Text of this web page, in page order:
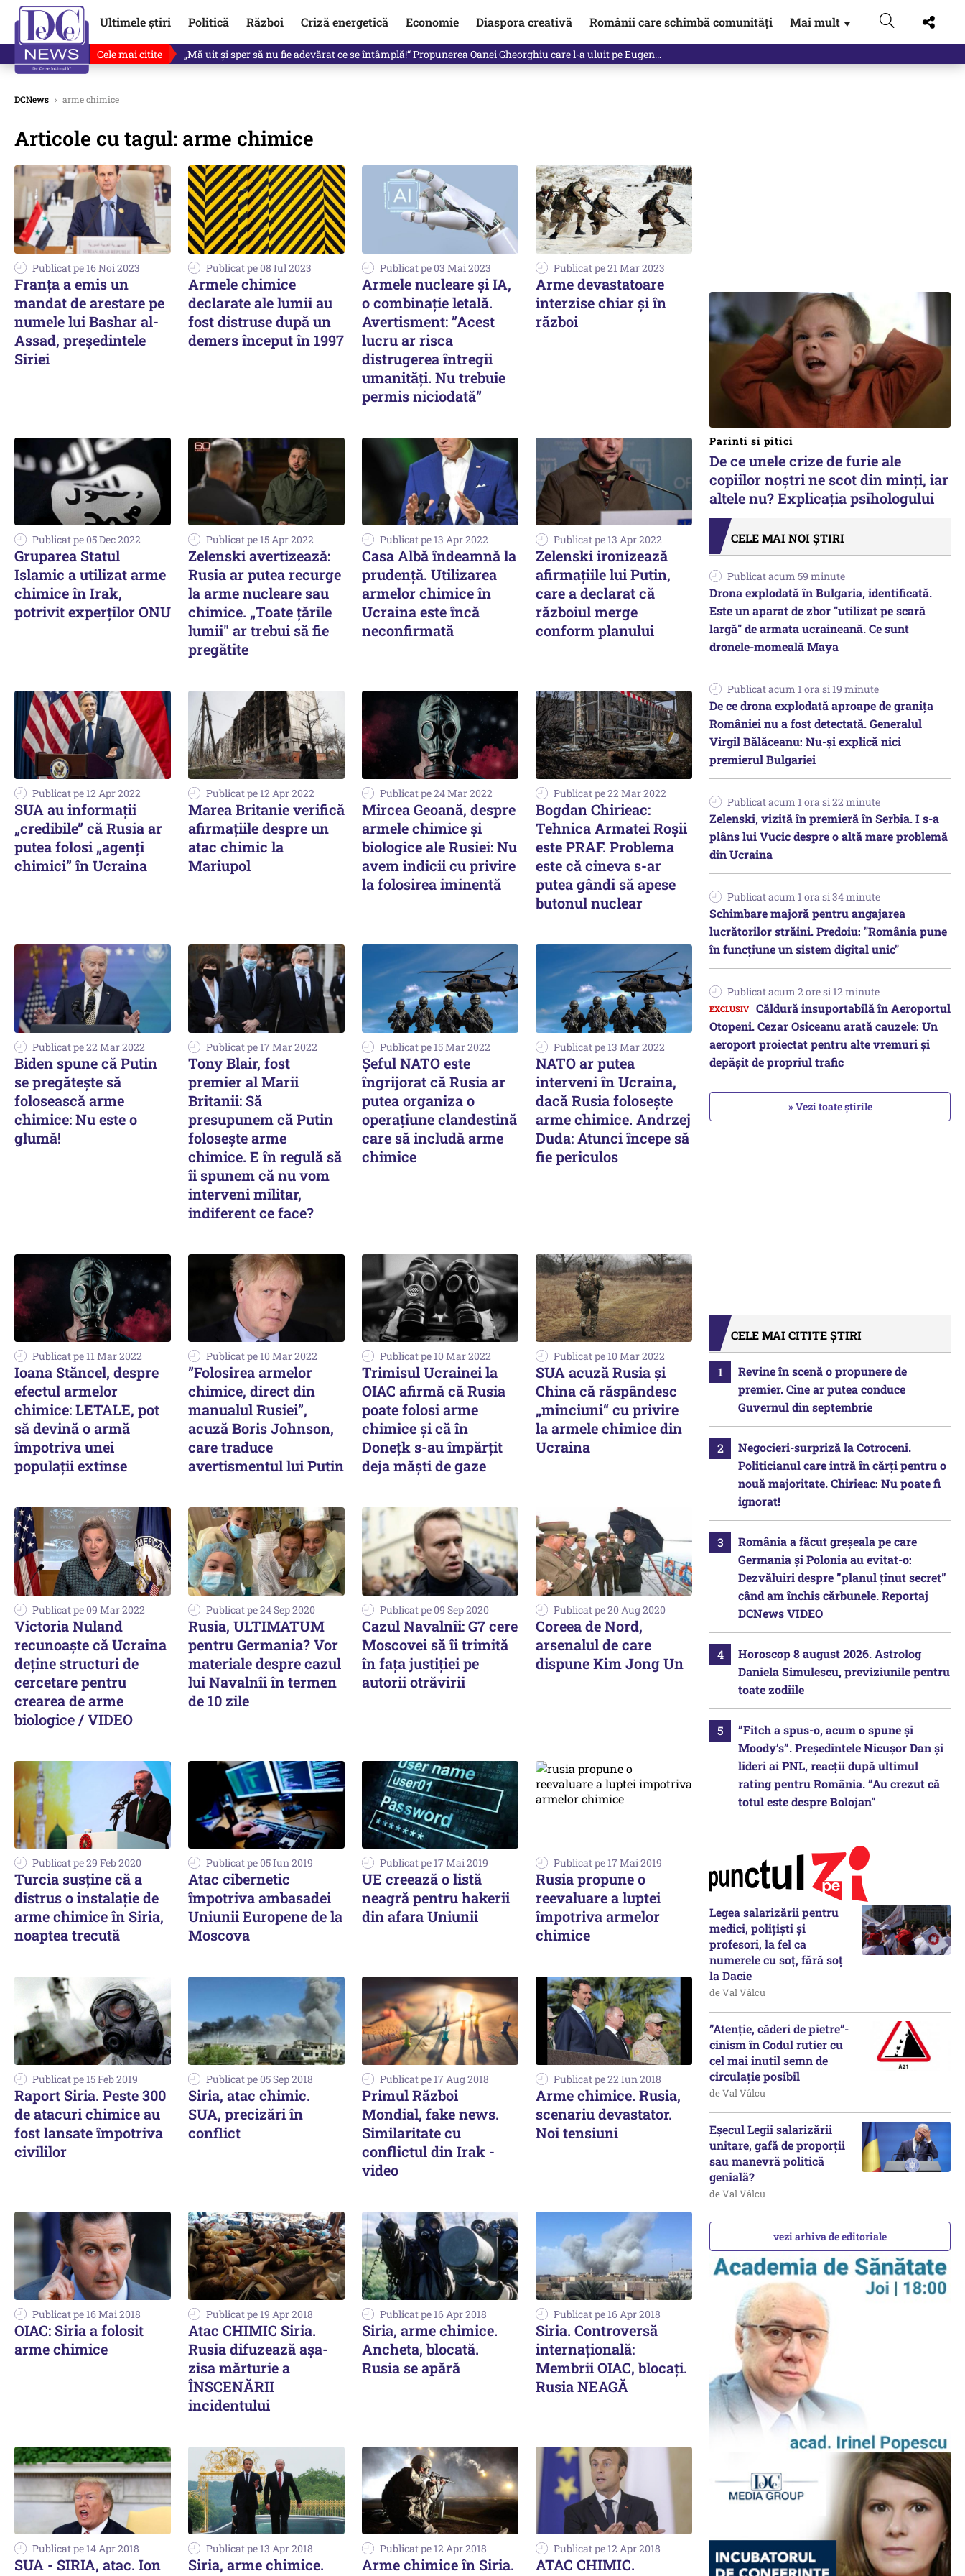
Ultimele știri Politică Război Criză energetică Economie Diaspora creativă Românii care schimbă comunități Mai mult ▼
Cele mai citite Revine în scenă o propunere de premier. Cine ar putea conduce Guvernul din septembrie
DCNews › arme chimice
Articole cu tagul: arme chimice
Publicat pe 16 Noi 2023
Franța a emis un
mandat de arestare pe
numele lui Bashar al-
Assad, președintele
Siriei
Publicat pe 08 Iul 2023
Armele chimice
declarate ale lumii au
fost distruse după un
demers început în 1997
Publicat pe 03 Mai 2023
Armele nucleare și IA,
o combinație letală.
Avertisment: ”Acest
lucru ar risca
distrugerea întregii
umanități. Nu trebuie
permis niciodată”
Publicat pe 21 Mar 2023
Arme devastatoare
interzise chiar și în
război
Publicat pe 05 Dec 2022
Gruparea Statul
Islamic a utilizat arme
chimice în Irak,
potrivit experţilor ONU
Publicat pe 15 Apr 2022
Zelenski avertizează:
Rusia ar putea recurge
la arme nucleare sau
chimice. „Toate țările
lumii" ar trebui să fie
pregătite
Publicat pe 13 Apr 2022
Casa Albă îndeamnă la
prudență. Utilizarea
armelor chimice în
Ucraina este încă
neconfirmată
Publicat pe 13 Apr 2022
Zelenski ironizează
afirmaţiile lui Putin,
care a declarat că
războiul merge
conform planului
Publicat pe 12 Apr 2022
SUA au informații
„credibile” că Rusia ar
putea folosi „agenți
chimici” în Ucraina
Publicat pe 12 Apr 2022
Marea Britanie verifică
afirmaţiile despre un
atac chimic la
Mariupol
Publicat pe 24 Mar 2022
Mircea Geoană, despre
armele chimice și
biologice ale Rusiei: Nu
avem indicii cu privire
la folosirea iminentă
Publicat pe 22 Mar 2022
Bogdan Chirieac:
Tehnica Armatei Roșii
este PRAF. Problema
este că cineva s-ar
putea gândi să apese
butonul nuclear
Publicat pe 22 Mar 2022
Biden spune că Putin
se pregătește să
folosească arme
chimice: Nu este o
glumă!
Publicat pe 17 Mar 2022
Tony Blair, fost
premier al Marii
Britanii: Să
presupunem că Putin
foloseşte arme
chimice. E în regulă să
îi spunem că nu vom
interveni militar,
indiferent ce face?
Publicat pe 15 Mar 2022
Şeful NATO este
îngrijorat că Rusia ar
putea organiza o
operaţiune clandestină
care să includă arme
chimice
Publicat pe 13 Mar 2022
NATO ar putea
interveni în Ucraina,
dacă Rusia foloseşte
arme chimice. Andrzej
Duda: Atunci începe să
fie periculos
Publicat pe 11 Mar 2022
Ioana Stăncel, despre
efectul armelor
chimice: LETALE, pot
să devină o armă
împotriva unei
populații extinse
Publicat pe 10 Mar 2022
”Folosirea armelor
chimice, direct din
manualul Rusiei”,
acuză Boris Johnson,
care traduce
avertismentul lui Putin
Publicat pe 10 Mar 2022
Trimisul Ucrainei la
OIAC afirmă că Rusia
poate folosi arme
chimice și că în
Donețk s-au împărțit
deja măști de gaze
Publicat pe 10 Mar 2022
SUA acuză Rusia și
China că răspândesc
„minciuni“ cu privire
la armele chimice din
Ucraina
Publicat pe 09 Mar 2022
Victoria Nuland
recunoaște că Ucraina
deține structuri de
cercetare pentru
crearea de arme
biologice / VIDEO
Publicat pe 24 Sep 2020
Rusia, ULTIMATUM
pentru Germania? Vor
materiale despre cazul
lui Navalnîi în termen
de 10 zile
Publicat pe 09 Sep 2020
Cazul Navalnîi: G7 cere
Moscovei să îi trimită
în faţa justiţiei pe
autorii otrăvirii
Publicat pe 20 Aug 2020
Coreea de Nord,
arsenalul de care
dispune Kim Jong Un
Publicat pe 29 Feb 2020
Turcia susține că a
distrus o instalație de
arme chimice în Siria,
noaptea trecută
Publicat pe 05 Iun 2019
Atac cibernetic
împotriva ambasadei
Uniunii Europene de la
Moscova
Publicat pe 17 Mai 2019
UE creează o listă
neagră pentru hakerii
din afara Uniunii
Publicat pe 17 Mai 2019
Rusia propune o
reevaluare a luptei
împotriva armelor
chimice
Publicat pe 15 Feb 2019
Raport Siria. Peste 300
de atacuri chimice au
fost lansate împotriva
civililor
Publicat pe 05 Sep 2018
Siria, atac chimic.
SUA, precizări în
conflict
Publicat pe 17 Aug 2018
Primul Război
Mondial, fake news.
Similaritate cu
conflictul din Irak -
video
Publicat pe 22 Iun 2018
Arme chimice. Rusia,
scenariu devastator.
Noi tensiuni
Publicat pe 16 Mai 2018
OIAC: Siria a folosit
arme chimice
Publicat pe 19 Apr 2018
Atac CHIMIC Siria.
Rusia difuzează așa-
zisa mărturie a
ÎNSCENĂRII
incidentului
Publicat pe 16 Apr 2018
Siria, arme chimice.
Ancheta, blocată.
Rusia se apără
Publicat pe 16 Apr 2018
Siria. Controversă
internațională:
Membrii OIAC, blocați.
Rusia NEAGĂ
Publicat pe 14 Apr 2018
SUA - SIRIA, atac. Ion
Publicat pe 13 Apr 2018
Siria, arme chimice.
Publicat pe 12 Apr 2018
Arme chimice în Siria.
Publicat pe 12 Apr 2018
ATAC CHIMIC.
Parinti si pitici
De ce unele crize de furie ale
copiilor noștri ne scot din minți, iar
altele nu? Explicația psihologului
CELE MAI NOI ȘTIRI
Publicat acum 59 minute
Drona explodată în Bulgaria, identificată.
Este un aparat de zbor "utilizat pe scară
largă" de armata ucraineană. Ce sunt
dronele-momeală Maya
Publicat acum 1 ora si 19 minute
De ce drona explodată aproape de granița
României nu a fost detectată. Generalul
Virgil Bălăceanu: Nu-și explică nici
premierul Bulgariei
Publicat acum 1 ora si 22 minute
Zelenski, vizită în premieră în Serbia. I s-a
plâns lui Vucic despre o altă mare problemă
din Ucraina
Publicat acum 1 ora si 34 minute
Schimbare majoră pentru angajarea
lucrătorilor străini. Predoiu: "România pune
în funcțiune un sistem digital unic"
Publicat acum 2 ore si 12 minute
Căldură insuportabilă în Aeroportul
Otopeni. Cezar Osiceanu arată cauzele: Un
aeroport proiectat pentru alte vremuri și
depășit de propriul trafic
» Vezi toate știrile
CELE MAI CITITE ȘTIRI
Revine în scenă o propunere de
premier. Cine ar putea conduce
Guvernul din septembrie
Negocieri-surpriză la Cotroceni.
Politicianul care intră în cărți pentru o
nouă majoritate. Chirieac: Nu poate fi
ignorat!
România a făcut greșeala pe care
Germania și Polonia au evitat-o:
Dezvăluiri despre ”planul ținut secret”
când am închis cărbunele. Reportaj
DCNews VIDEO
Horoscop 8 august 2026. Astrolog
Daniela Simulescu, previziunile pentru
toate zodiile
”Fitch a spus-o, acum o spune și
Moody’s”. Președintele Nicușor Dan și
lideri ai PNL, reacții după ultimul
rating pentru România. ”Au crezut că
totul este despre Bolojan”
Legea salarizării pentru
medici, polițiști și
profesori, la fel ca
numerele cu soț, fără soț
la Dacie
de Val Vâlcu
”Atenție, căderi de pietre”-
cinism în Codul rutier cu
cel mai inutil semn de
circulație posibil
de Val Vâlcu
Eșecul Legii salarizării
unitare, gafă de proporții
sau manevră politică
genială?
de Val Vâlcu
vezi arhiva de editoriale